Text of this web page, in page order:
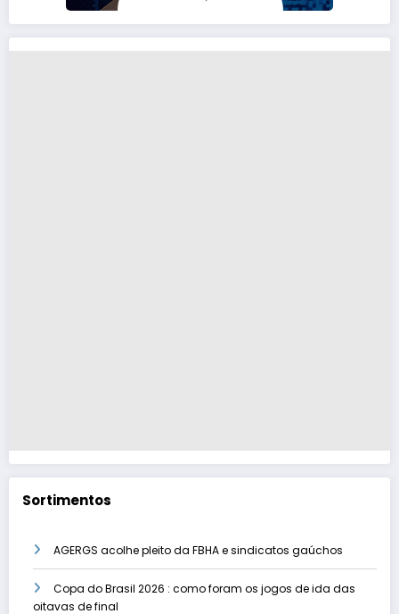
Sortimentos
AGERGS acolhe pleito da FBHA e sindicatos gaúchos
Copa do Brasil 2026 : como foram os jogos de ida das
oitavas de final